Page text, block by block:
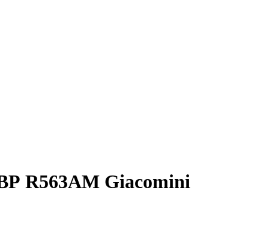
R563AM Giacomini